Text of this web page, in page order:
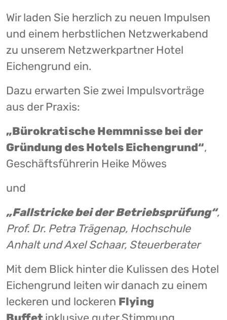
Wir laden Sie herzlich zu neuen Impulsen
und einem herbstlichen Netzwerkabend
zu unserem Netzwerkpartner Hotel
Eichengrund ein.
Dazu erwarten Sie zwei Impulsvorträge
aus der Praxis:
„Bürokratische Hemmnisse bei der
Gründung des Hotels Eichengrund“,
Geschäftsführerin Heike Möwes
und
„Fallstricke bei der Betriebsprüfung“,
Prof. Dr. Petra Trägenap, Hochschule
Anhalt und Axel Schaar, Steuerberater
Mit dem Blick hinter die Kulissen des Hotel
Eichengrund leiten wir danach zu einem
leckeren und lockeren Flying